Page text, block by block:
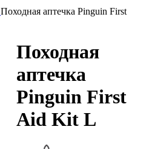
Походная аптечка Pinguin First
Походная
аптечка
Pinguin First
Aid Kit L